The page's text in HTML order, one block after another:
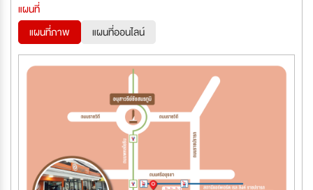
แผนที่
แผนที่ภาพ
แผนที่ออนไลน์